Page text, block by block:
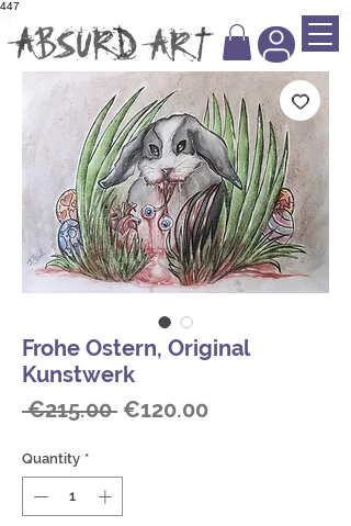
447
Frohe Ostern, Original
Kunstwerk
€215.00 Regular
€120.00Sale
Quantity *